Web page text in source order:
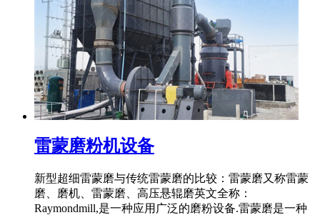
雷蒙磨粉机设备
新型超细雷蒙磨与传统雷蒙磨的比较：雷蒙磨又称雷蒙
磨、磨机、雷蒙磨、高压悬辊磨英文全称：
Raymondmill,是一种应用广泛的磨粉设备.雷蒙磨是一种